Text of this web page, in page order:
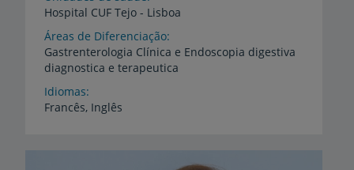
Hospital CUF Tejo - Lisboa
Áreas de Diferenciação
Gastrenterologia Clínica e Endoscopia digestiva
diagnostica e terapeutica
Idiomas
Francês, Inglês